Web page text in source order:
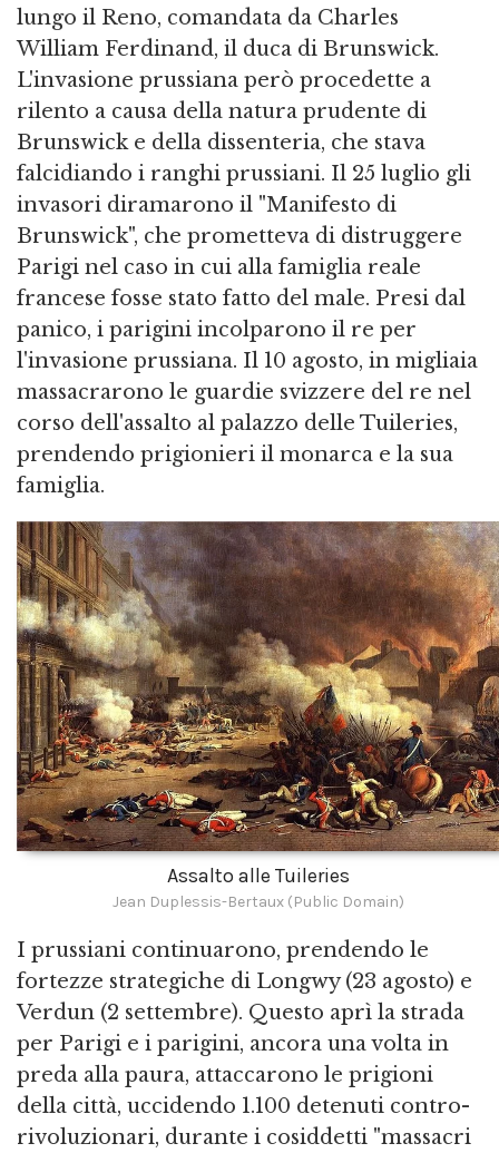
lungo il Reno, comandata da Charles
William Ferdinand, il duca di Brunswick.
L'invasione prussiana però procedette a
rilento a causa della natura prudente di
Brunswick e della dissenteria, che stava
falcidiando i ranghi prussiani. Il 25 luglio gli
invasori diramarono il "Manifesto di
Brunswick", che prometteva di distruggere
Parigi nel caso in cui alla famiglia reale
francese fosse stato fatto del male. Presi dal
panico, i parigini incolparono il re per
l'invasione prussiana. Il 10 agosto, in migliaia
massacrarono le guardie svizzere del re nel
corso dell'assalto al palazzo delle Tuileries,
prendendo prigionieri il monarca e la sua
famiglia.
Assalto alle Tuileries
Jean Duplessis-Bertaux (Public Domain)
I prussiani continuarono, prendendo le
fortezze strategiche di Longwy (23 agosto) e
Verdun (2 settembre). Questo aprì la strada
per Parigi e i parigini, ancora una volta in
preda alla paura, attaccarono le prigioni
della città, uccidendo 1.100 detenuti contro-
rivoluzionari, durante i cosiddetti "massacri